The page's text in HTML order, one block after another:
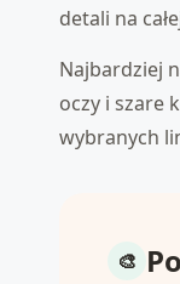
detali na
Najbardziej
oczy i szare
wybranych